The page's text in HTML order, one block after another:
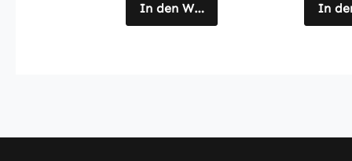
Eigenschaften
In den Warenkorb
sind
In